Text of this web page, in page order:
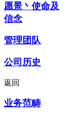
愿景丶使命及
信念
管理团队
公司历史
返回
业务范畴